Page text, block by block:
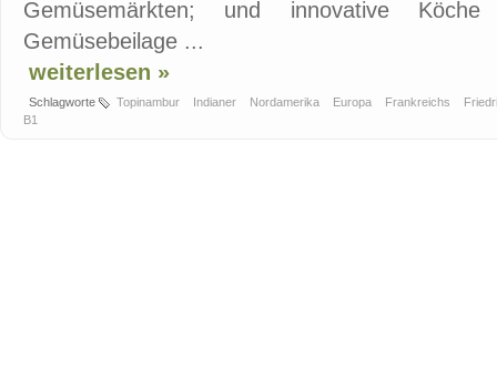
Gemüsemärkten; und innovative
Gemüsebeilage ...
weiterlesen »
Schlagworte Topinambur Indianer Nordamerika Europa Frankreichs
B1